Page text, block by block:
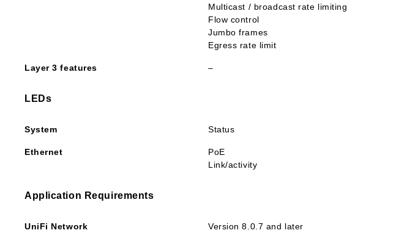
Multicast / broadcast rate limiting
Flow control
Jumbo frames
Egress rate limit
Layer 3 features –
LEDs
System Status
Ethernet
PoE
Link/activity
Application Requirements
UniFi Network Version 8.0.7 and later